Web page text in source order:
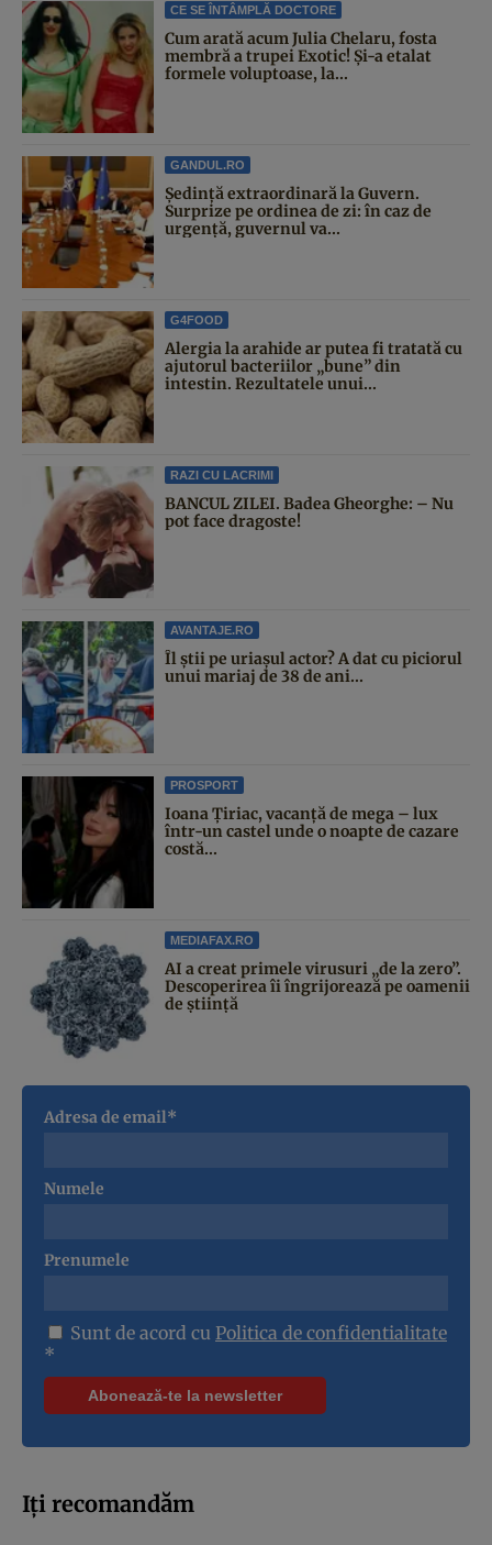
CE SE ÎNTÂMPLĂ DOCTORE
Cum arată acum Julia Chelaru, fosta
membră a trupei Exotic! Și-a etalat
formele voluptoase, la...
GANDUL.RO
Şedinţă extraordinară la Guvern.
Surprize pe ordinea de zi: în caz de
urgență, guvernul va...
G4FOOD
Alergia la arahide ar putea fi tratată cu
ajutorul bacteriilor „bune” din
intestin. Rezultatele unui...
RAZI CU LACRIMI
BANCUL ZILEI. Badea Gheorghe: – Nu
pot face dragoste!
AVANTAJE.RO
Îl știi pe uriașul actor? A dat cu piciorul
unui mariaj de 38 de ani...
PROSPORT
Ioana Țiriac, vacanță de mega – lux
într-un castel unde o noapte de cazare
costă...
MEDIAFAX.RO
AI a creat primele virusuri „de la zero”.
Descoperirea îi îngrijorează pe oamenii
de știință
Adresa de email*
Numele
Prenumele
Sunt de acord cu Politica de confidentialitate
*
Iți recomandăm